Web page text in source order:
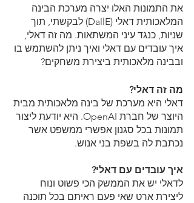
את התמונות האלו יצרה מערכת הבינה
המלאכותית דאלי (DallE) לבקשתי, תוך
שניות, כנגד עיני המשתאות. מה זה דאלי,
איך עובדים עם דאלי ואיך ניתן להשתמש בו
ובבינה מלאכותית ביצירת משחקים?
מה זה דאלי?
דאלי היא מערכת של בינה מלאכותית מבית
היוצר של חברת OpenAI. היא יודעת ליצור
תמונות בכל סגנון אפשרי ממשפט אשר
נכתבת לה בשפת בני אנוש.
איך עובדים עם דאלי?
לדאלי יש את הממשק הכי פשוט ונוח
ליצירת ארט שאי פעם ראיתם בכל תוכנה